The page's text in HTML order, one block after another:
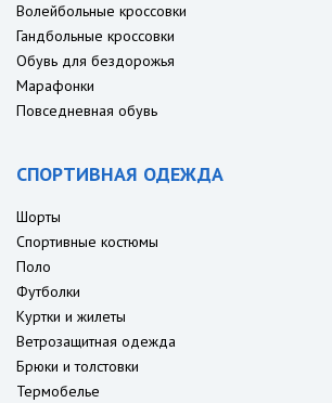
Волейбольные кроссовки
Гандбольные кроссовки
Обувь для бездорожья
Марафонки
Повседневная обувь
СПОРТИВНАЯ ОДЕЖДА
Шорты
Спортивные костюмы
Поло
Футболки
Куртки и жилеты
Ветрозащитная одежда
Брюки и толстовки
Термобелье